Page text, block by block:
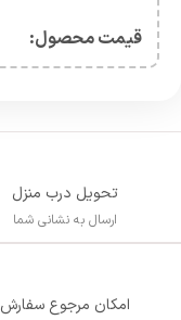
قیمت محصول:​
تحویل درب منزل
ارسال به نشانی شما
امکان مرجوع سفارش